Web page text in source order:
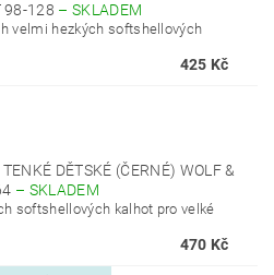
98-128 –SKLADEM
velmi hezkých softshellových
425 Kč
DĚTSKÉ (ČERNÉ) WOLF &
– SKLADEM
softshellových kalhot pro velké
470 Kč